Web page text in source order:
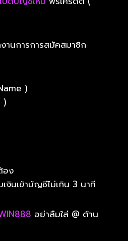
านการการสมัคสมาชิก
)
)
อง
งินเข้าบัญชีไม่เกิน 3 นาที
อย่าลืมใส่ @ ด้าน